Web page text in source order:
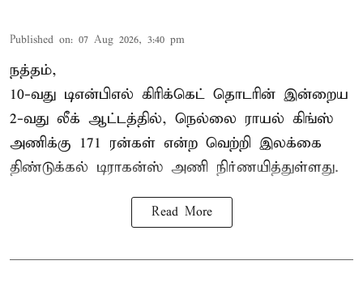
Published on: 07 Aug 2026, 3:40 pm
நத்தம்,
10-வது டிஎன்பிஎல் கிரிக்கெட் தொடரின் இன்றைய
2-வது லீக் ஆட்டத்தில், நெல்லை ராயல் கிங்ஸ்
அணிக்கு 171 ரன்கள் என்ற வெற்றி இலக்கை
திண்டுக்கல் டிராகன்ஸ் அணி நிர்ணயித்துள்ளது.
Read More